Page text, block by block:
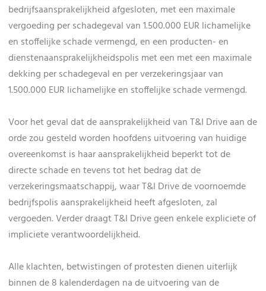
bedrijfsaansprakelijkheid afgesloten, met een maximale
vergoeding per schadegeval van 1.500.000 EUR lichamelijke
en stoffelijke schade vermengd, en een producten- en
dienstenaansprakelijkheidspolis met een met een maximale
dekking per schadegeval en per verzekeringsjaar van
1.500.000 EUR lichamelijke en stoffelijke schade vermengd.
Voor het geval dat de aansprakelijkheid van T&I Drive aan de
orde zou gesteld worden hoofdens uitvoering van huidige
overeenkomst is haar aansprakelijkheid beperkt tot de
directe schade en tevens tot het bedrag dat de
verzekeringsmaatschappij, waar T&I Drive de voornoemde
bedrijfspolis aansprakelijkheid heeft afgesloten, zal
vergoeden. Verder draagt T&I Drive geen enkele expliciete of
impliciete verantwoordelijkheid.
Alle klachten, betwistingen of protesten dienen uiterlijk
binnen de 8 kalenderdagen na de uitvoering van de